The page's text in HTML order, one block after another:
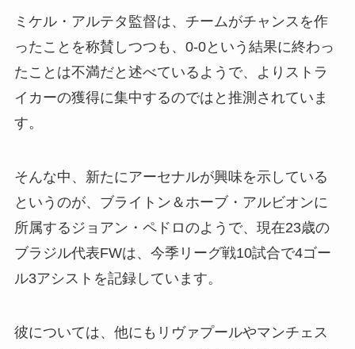
ミケル・アルテタ監督は、チームがチャンスを作
ったことを称賛しつつも、0-0という結果に終わっ
たことは不満だと述べているようで、よりストラ
イカーの獲得に集中するのではと推測されていま
す。
そんな中、新たにアーセナルが興味を示している
というのが、ブライトン＆ホーブ・アルビオンに
所属するジョアン・ペドロのようで、現在23歳の
ブラジル代表FWは、今季リーグ戦10試合で4ゴー
ル3アシストを記録しています。
彼については、他にもリヴァプールやマンチェス